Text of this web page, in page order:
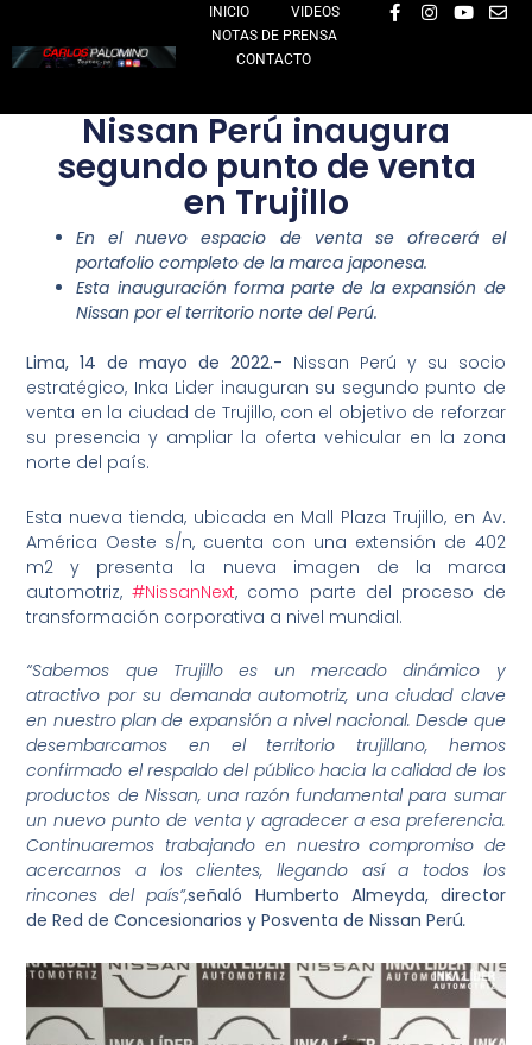
al
contenido
INICIO
VIDEOS
NOTAS DE PRENSA
CONTACTO
F
a
o
k
-
f
I
n
r
a
m
Y
o
e
E
n
p
Nissan Perú inaugura
segundo punto de venta
en Trujillo
En el nuevo espacio de venta se ofrecerá el
portafolio completo de la marca japonesa.
Esta inauguración forma parte de la expansión de
Nissan por el territorio norte del Perú.
Lima, 14 de mayo de 2022.- Nissan Perú y su socio
estratégico, Inka Lider inauguran su segundo punto de
venta en la ciudad de Trujillo, con el objetivo de reforzar
su presencia y ampliar la oferta vehicular en la zona
norte del país.
Esta nueva tienda, ubicada en Mall Plaza Trujillo, en Av.
América Oeste s/n, cuenta con una extensión de 402
m2 y presenta la nueva imagen de la marca
automotriz,#NissanNext, como parte del proceso de
transformación corporativa a nivel mundial.
“Sabemos que Trujillo es un mercado dinámico y
atractivo por su demanda automotriz, una ciudad clave
en nuestro plan de expansión a nivel nacional. Desde que
desembarcamos en el territorio trujillano, hemos
confirmado el respaldo del público hacia la calidad de los
productos de Nissan, una razón fundamental para sumar
un nuevo punto de venta y agradecer a esa preferencia.
Continuaremos trabajando en nuestro compromiso de
acercarnos a los clientes, llegando así a todos los
rincones del país”,señaló Humberto Almeyda, director
de Red de Concesionarios y Posventa de Nissan Perú.